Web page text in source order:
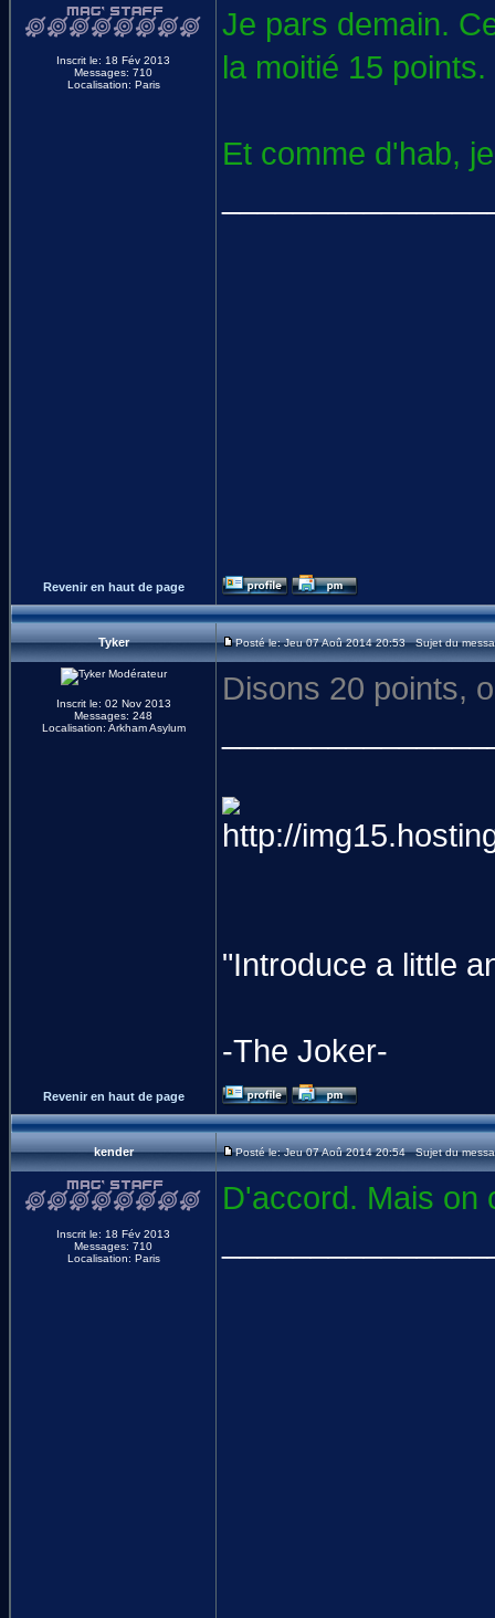
Inscrit le: 18 Fév 2013
Messages: 710
Localisation: Paris
Je pars demain.
la moitié 15
Et comme d'hab,
Revenir en haut de page
Tyker Posté le: Jeu 07 Aoû 2014 20:53 Sujet du
Inscrit le: 02 Nov 2013
Messages: 248
Localisation: Arkham Asylum
Disons 20 points,
"Introduce a little
-The Joker-
Revenir en haut de page
kender Posté le: Jeu 07 Aoû 2014 20:54 Sujet du
Inscrit le: 18 Fév 2013
Messages: 710
Localisation: Paris
D'accord. Mais on